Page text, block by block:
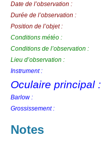
Date de l’observation :
Durée de l’observation :
Position de l’objet :
Conditions météo :
Conditions de l’observation :
Lieu d’observation :
Instrument :
Oculaire principal :
Barlow :
Grossissement :
Notes